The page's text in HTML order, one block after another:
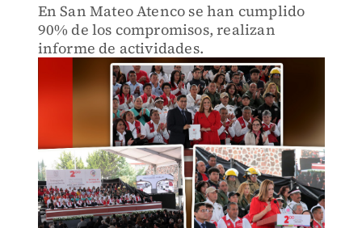
En San Mateo Atenco se han cumplido
90% de los compromisos, realizan
informe de actividades.